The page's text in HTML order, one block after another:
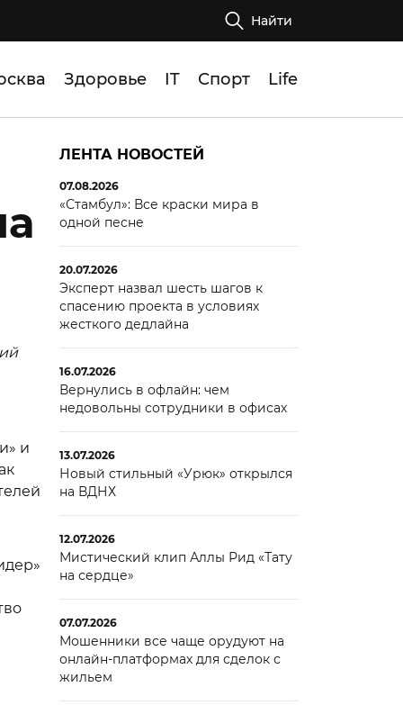
Найти
Здоровье IT Спорт Life
и
ЛЕНТА НОВОСТЕЙ
07.08.2026
«Стамбул»: Все краски мира в
одной песне
20.07.2026
Эксперт назвал шесть шагов к
спасению проекта в условиях
жесткого дедлайна
16.07.2026
Вернулись в офлайн: чем
недовольны сотрудники в офисах
13.07.2026
Новый стильный «Урюк» открылся
на ВДНХ
12.07.2026
Мистический клип Аллы Рид «Тату
на сердце»
07.07.2026
Мошенники все чаще орудуют на
онлайн-платформах для сделок с
жильем